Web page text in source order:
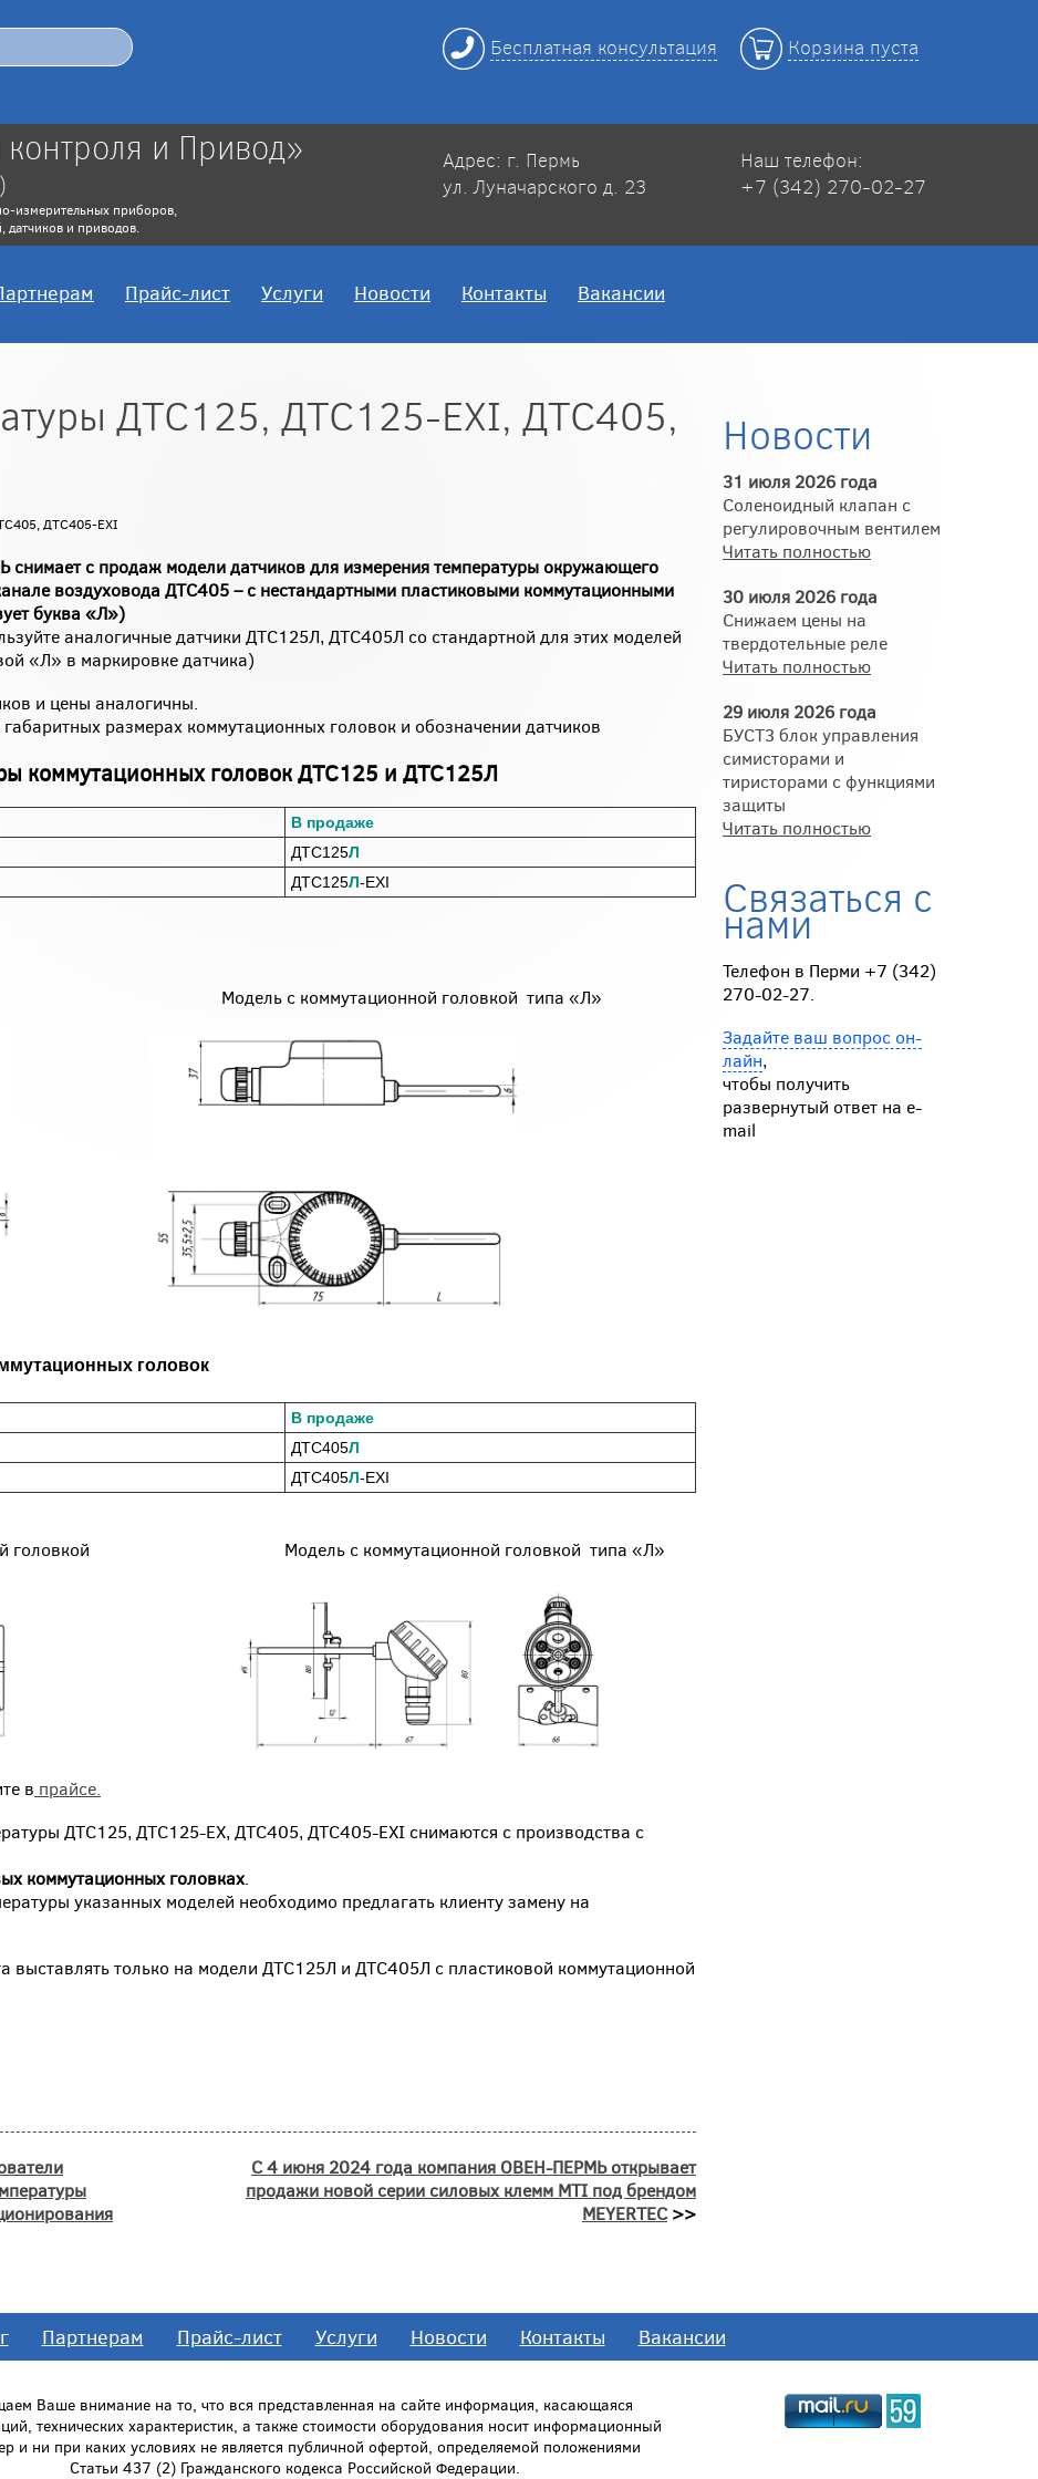
Бесплатная консультация Корзина пуста
и Привод»
измерительных приборов,
датчиков и приводов.
Адрес: г. Пермь
ул. Луначарского д. 23
Наш телефон:
+7 (342) 270-02-27
Прайс-лист Услуги Новости Контакты Вакансии
ДТС125, ДТС125-EXI, ДТС405,
ДТС405-EXI
с продаж модели датчиков для измерения температуры окружающего
воздуховода ДТС405 – с нестандартными пластиковыми коммутационными
буква «Л»)
аналогичные датчики ДТС125Л, ДТС405Л со стандартной для этих моделей
«Л» в маркировке датчика)
и цены аналогичны.
размерах коммутационных головок и обозначении датчиков
коммутационных головок ДТС125 и ДТС125Л
В продаже
ДТС125Л
ДТС125Л-EXI
3ххх Модель с коммутационной головкой типа «Л»
головок
В продаже
ДТС405Л
ДТС405Л-EXI
головкой Модель с коммутационной головкой типа «Л»
в прайсе.
ДТС125, ДТС125-EX, ДТС405, ДТС405-EXI снимаются с производства с
коммутационных головках.
указанных моделей необходимо предлагать клиенту замену на
выставлять только на модели ДТС125Л и ДТС405Л с пластиковой коммутационной
С 4 июня 2024 года компания ОВЕН-ПЕРМЬ открывает
продажи новой серии силовых клемм MTI под брендом
MEYERTEC>>
Новости
31 июля 2026 года
Соленоидный клапан с
регулировочным вентилем
Читать полностью
30 июля 2026 года
Снижаем цены на
твердотельные реле
Читать полностью
29 июля 2026 года
БУСТ3 блок управления
симисторами и
тиристорами с функциями
защиты
Читать полностью
Связаться с
нами
Телефон в Перми +7 (342)
270-02-27.
Задайте ваш вопрос он-
лайн,
чтобы получить
развернутый ответ на e-
mail
Партнерам Прайс-лист Услуги Новости Контакты Вакансии
Ваше внимание на то, что вся представленная на сайте информация, касающаяся
технических характеристик, а также стоимости оборудования носит информационный
и ни при каких условиях не является публичной офертой, определяемой положениями
Статьи 437 (2) Гражданского кодекса Российской Федерации.